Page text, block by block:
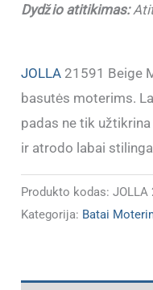
Dydžio atitikimas:
JOLLA 21591 Beige
basutės moterims.
padas ne tik
ir atrodo labai
Produkto kodas:JOLLA
Kategorija: Batai